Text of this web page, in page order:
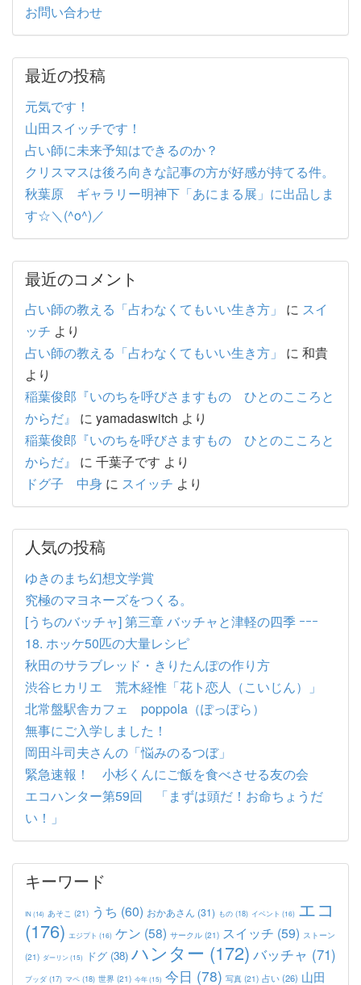
お問い合わせ
最近の投稿
元気です！
山田スイッチです！
占い師に未来予知はできるのか？
クリスマスは後ろ向きな記事の方が好感が持てる件。
秋葉原 ギャラリー明神下「あにまる展」に出品しま
す☆＼(^o^)／
最近のコメント
占い師の教える「占わなくてもいい生き方」 に スイ
ッチ より
占い師の教える「占わなくてもいい生き方」
に 和貴
より
稲葉俊郎『いのちを呼びさますもの ひとのこころと
からだ』
に yamadaswitch より
稲葉俊郎『いのちを呼びさますもの ひとのこころと
からだ』
に 千葉子です より
ドグ子 中身 に スイッチ より
人気の投稿
ゆきのまち幻想文学賞
究極のマヨネーズをつくる。
[うちのバッチャ] 第三章 バッチャと津軽の四季 ｰｰｰ
18. ホッケ50匹の大量レシピ
秋田のサラブレッド・きりたんぽの作り方
渋谷ヒカリエ 荒木経惟「花ト恋人（こいじん）」
北常盤駅舎カフェ poppola（ぽっぽら）
無事にご入学しました！
岡田斗司夫さんの「悩みのるつぼ」
緊急速報！ 小杉くんにご飯を食べさせる友の会
エコハンター第59回 「まずは頭だ！お命ちょうだ
い！」
キーワード
IN(14) あそこ (21) うち (60) おかあさん (31) もの (18) イベント (16) エコ
(176) エジプト (16) ケン (58) サークル (21) スイッチ (59) ストーン
(21) ダーリン(15) ドグ (38) ハンター (172) バッチャ (71)
ブッダ (17) マペ (18) 世界 (21) 今年(15) 今日 (78) 写真 (21) 占い(26) 山田